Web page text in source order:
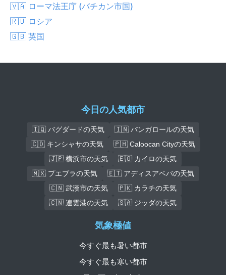
🇻🇦 ローマ法王庁 (バチカン市国)
🇷🇺 ロシア
🇬🇧 英国
今日の人気都市
🇮🇶 バグダードの天気
🇮🇳 バンガロールの天気
🇨🇩 キンシャサの天気
🇵🇭 Caloocan Cityの天気
🇯🇵 横浜市の天気
🇪🇬 カイロの天気
🇲🇽 プエブラの天気
🇪🇹 アディスアベバの天気
🇨🇳 武漢市の天気
🇵🇰 カラチの天気
🇨🇳 連雲港の天気
🇸🇦 ジッダの天気
気象極値
今すぐ最も暑い都市
今すぐ最も寒い都市